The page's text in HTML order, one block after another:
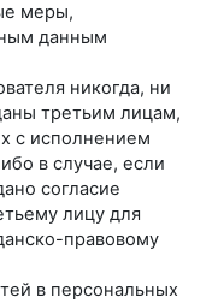
меры,
данным
никогда, ни
третьим лицам,
с исполнением
в случае, если
согласие
лицу для
правовому
в персональных